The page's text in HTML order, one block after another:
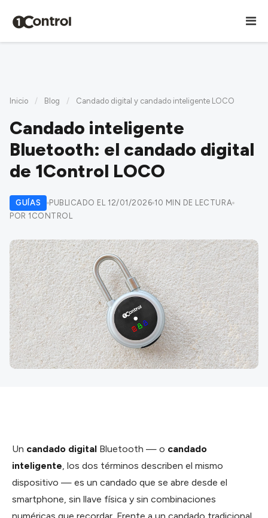
Inicio / Blog / Candado digital y candado inteligente LOCO
Candado inteligente
Bluetooth: el candado digital
de 1Control LOCO
GUÍAS PUBLICADO EL 12/01/2026 10 MIN DE LECTURA
POR 1CONTROL
Un candado digital Bluetooth — o candado
inteligente, los dos términos describen el mismo
dispositivo — es un candado que se abre desde el
smartphone, sin llave física y sin combinaciones